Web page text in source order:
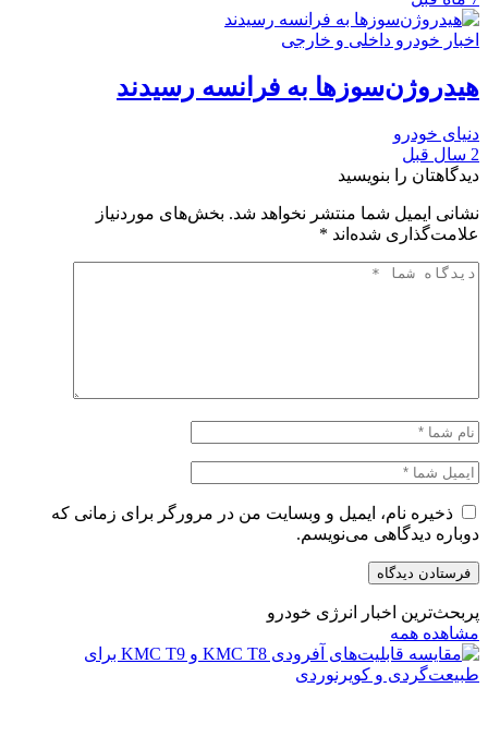
اخبار خودرو داخلی و خارجی
هیدروژن‌سوزها به فرانسه رسیدند
دنیای خودرو
2 سال قبل
دیدگاهتان را بنویسید
نشانی ایمیل شما منتشر نخواهد شد. بخش‌های موردنیاز
علامت‌گذاری شده‌اند *
ذخیره نام، ایمیل و وبسایت من در مرورگر برای زمانی که
دوباره دیدگاهی می‌نویسم.
پربحث‌ترین اخبار انرژی خودرو
مشاهده همه